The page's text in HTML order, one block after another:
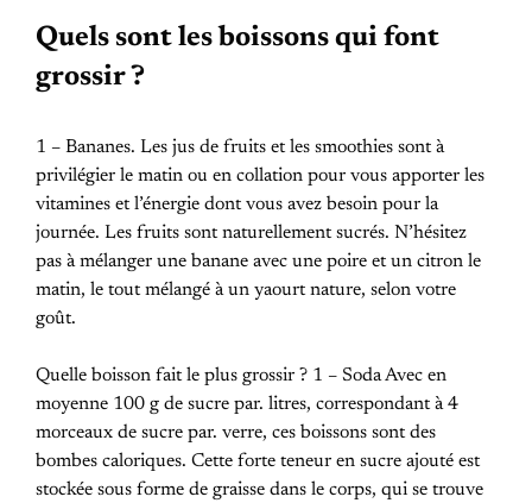
Quels sont les boissons qui font
grossir ?
1 – Bananes. Les jus de fruits et les smoothies sont à
privilégier le matin ou en collation pour vous apporter les
vitamines et l’énergie dont vous avez besoin pour la
journée. Les fruits sont naturellement sucrés. N’hésitez
pas à mélanger une banane avec une poire et un citron le
matin, le tout mélangé à un yaourt nature, selon votre
goût.
Quelle boisson fait le plus grossir ? 1 – Soda Avec en
moyenne 100 g de sucre par. litres, correspondant à 4
morceaux de sucre par. verre, ces boissons sont des
bombes caloriques. Cette forte teneur en sucre ajouté est
stockée sous forme de graisse dans le corps, qui se trouve